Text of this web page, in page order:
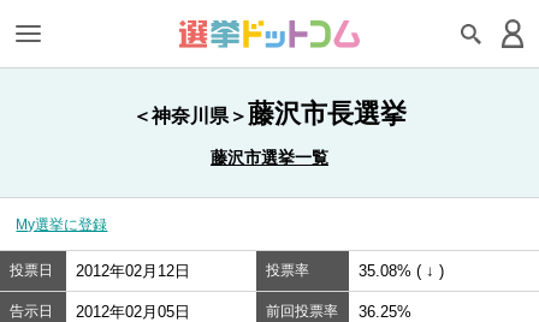
＜神奈川県＞藤沢市長選挙
藤沢市選挙一覧
My選挙に登録
投票日 2012年02月12日 投票率 35.08% ( ↓ )
告示日 2012年02月05日 前回投票率 36.25%